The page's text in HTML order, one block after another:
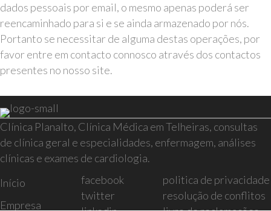
dados pessoais por email, o mesmo apenas poderá ser
reencaminhado para si e se ainda armazenado por nós.
Portanto se necessitar de alguma destas operações, por
favor entre em contacto connosco através dos contactos
presentes no nosso site.
Clínica Planalto, Clínica Médica em Telheiras, consultas
de clínica geral e especialidades, enfermagem, análises
clínicas e exames de cardiologia.
Início
Empresa
facebook
twitter
politica de privacidade
resolução de conflitos